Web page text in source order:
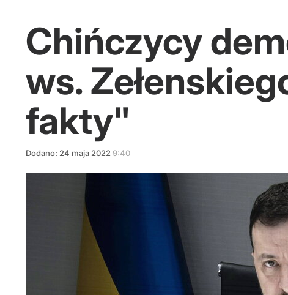
Chińczycy
ws.
fakty"
Dodano: 24 maja 2022 9:40